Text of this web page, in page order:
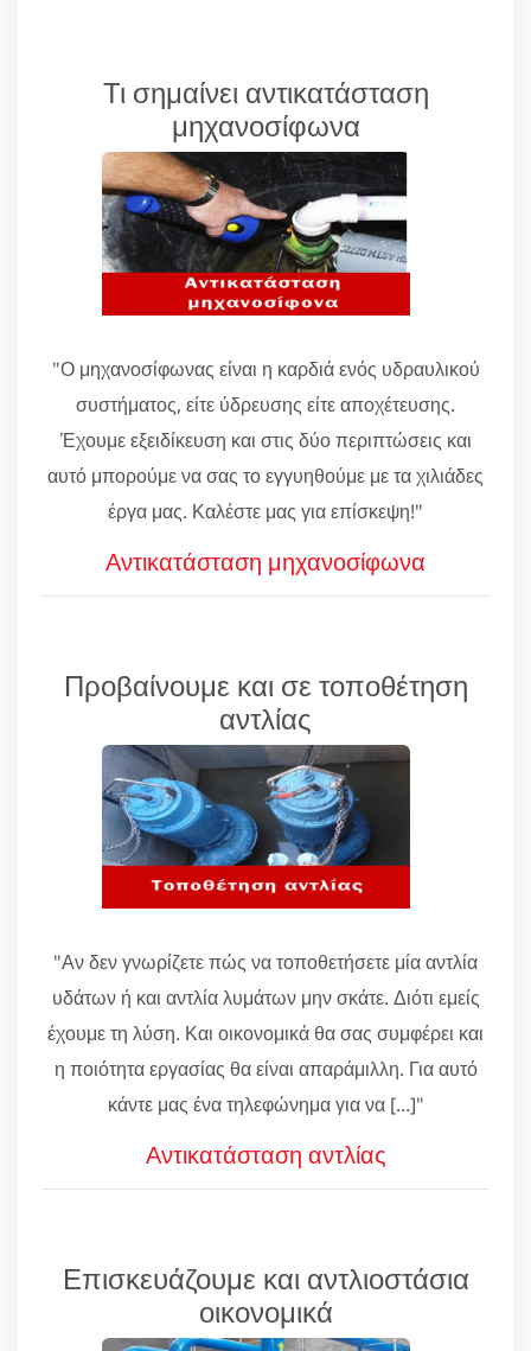
Τι σημαίνει αντικατάσταση
μηχανοσίφωνα
"Ο μηχανοσίφωνας είναι η καρδιά ενός υδραυλικού
συστήματος, είτε ύδρευσης είτε αποχέτευσης.
Έχουμε εξειδίκευση και στις δύο περιπτώσεις και
αυτό μπορούμε να σας το εγγυηθούμε με τα χιλιάδες
έργα μας. Καλέστε μας για επίσκεψη!"
Αντικατάσταση μηχανοσίφωνα
Προβαίνουμε και σε τοποθέτηση
αντλίας
"Αν δεν γνωρίζετε πώς να τοποθετήσετε μία αντλία
υδάτων ή και αντλία λυμάτων μην σκάτε. Διότι εμείς
έχουμε τη λύση. Και οικονομικά θα σας συμφέρει και
η ποιότητα εργασίας θα είναι απαράμιλλη. Για αυτό
κάντε μας ένα τηλεφώνημα για να [...]"
Αντικατάσταση αντλίας
Επισκευάζουμε και αντλιοστάσια
οικονομικά